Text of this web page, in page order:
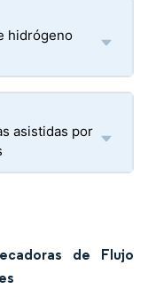
hidrógeno
asistidas por
de Flujo